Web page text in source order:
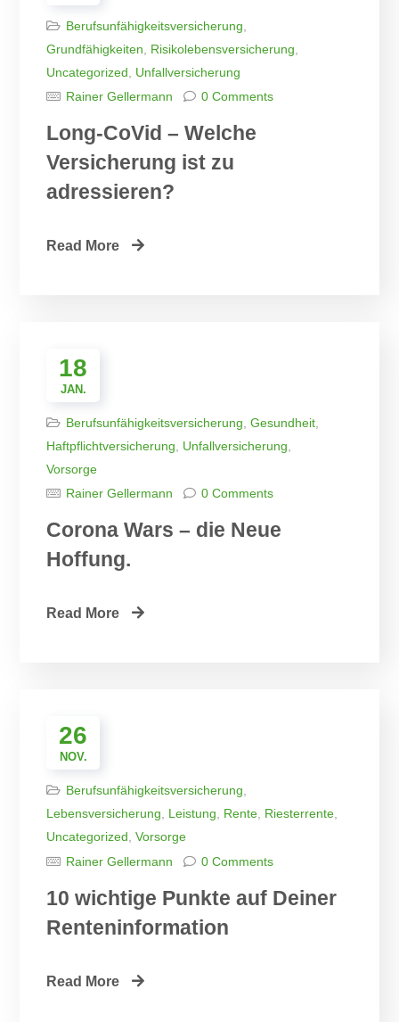
Berufsunfähigkeitsversicherung
Grundfähigkeiten
Risikolebensversicherung
Uncategorized
Unfallversicherung
Rainer Gellermann
0 Comments
Long-CoVid – Welche
Versicherung ist zu
adressieren?
Read More
18
JAN.
Berufsunfähigkeitsversicherung ,Gesundheit
Haftpflichtversicherung
Unfallversicherung
Vorsorge
Rainer Gellermann
0 Comments
Corona Wars – die Neue
Hoffung.
Read More
26
NOV.
Berufsunfähigkeitsversicherung,
Lebensversicherung, Leistung, Rente, Riesterrente,
Uncategorized,Vorsorge
Rainer Gellermann
0 Comments
10 wichtige Punkte auf Deiner
Renteninformation
Read More